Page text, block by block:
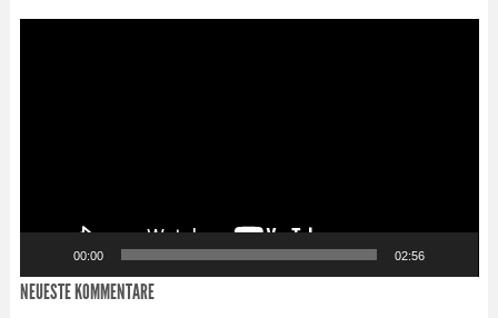
00:00 02:56
NEUESTE KOMMENTARE